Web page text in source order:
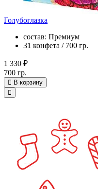
Голубоглазка
состав: Премиум
31 конфета / 700 гр.
1 330 ₽
700 гр.
В корзину